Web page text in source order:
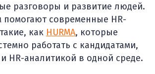
разговоры и развитие людей.
помогают современные HR-
как HURMA, которые
работать с кандидатами,
HR-аналитикой в одной среде.